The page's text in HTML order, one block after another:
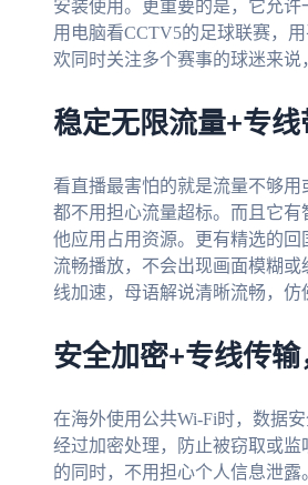
安装使用。更重要的是，它允
用电脑看CCTV5的足球联赛，
欢同时关注多个赛事的球迷来说
稳定无限流量+专
看直播最害怕的就是流量不够用
都不用担心流量超标。而且它
他应用占用资源。更有精选的
流畅播放，不会出现画面模糊
线加速，母语解说清晰流畅，仿
安全加密+专线传
在海外使用公共Wi-Fi时，数据安
经过加密处理，防止被窃取或
的同时，不用担心个人信息泄露